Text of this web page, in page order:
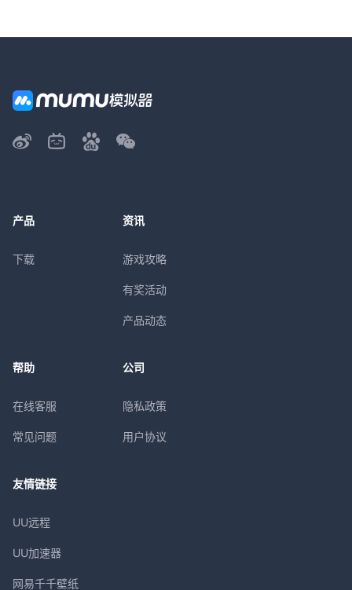
产品
下载
资讯
游戏攻略
有奖活动
产品动态
帮助
在线客服
常见问题
公司
隐私政策
用户协议
友情链接
UU远程
UU加速器
网易千千壁纸